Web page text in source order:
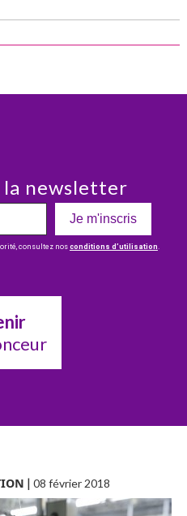
newsletter
Je m'inscris
consultez nos conditions d’utilisation
|08 février 2018